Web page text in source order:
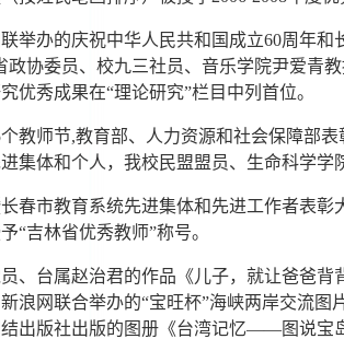
举办的庆祝中华人民共和国成立60周年
政协委员、校九三社员、音乐学院尹爱青
优秀成果在“理论研究”栏目中列首位。
教师节,教育部、人力资源和社会保障部
集体和个人，我校民盟盟员、生命科学学
春市教育系统先进集体和先进工作者表
“吉林省优秀教师”称号。
、台属赵治君的作品《儿子，就让爸爸
浪网联合举办的“宝旺杯”海峡两岸交流
出版社出版的图册《台湾记忆——图说宝